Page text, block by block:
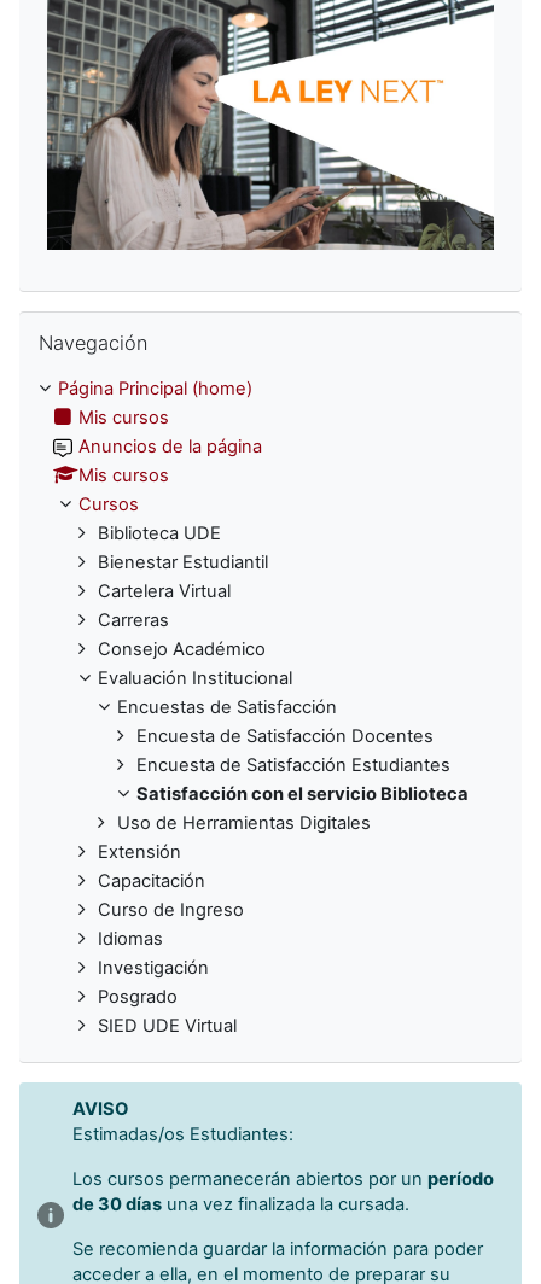
Navegación
Página Principal (home)
Mis cursos
Anuncios de la página
Mis cursos
Cursos
Biblioteca UDE
Bienestar Estudiantil
Cartelera Virtual
Carreras
Consejo Académico
Evaluación Institucional
Encuestas de Satisfacción
Encuesta de Satisfacción Docentes
Encuesta de Satisfacción Estudiantes
Satisfacción con el servicio Biblioteca
Uso de Herramientas Digitales
Extensión
Capacitación
Curso de Ingreso
Idiomas
Investigación
Posgrado
SIED UDE Virtual
AVISO
Estimadas/os Estudiantes:
Los cursos permanecerán abiertos por un período
de 30 díasuna vez finalizada la cursada.
Se recomienda guardar la información para poder
acceder a ella, en el momento de preparar su